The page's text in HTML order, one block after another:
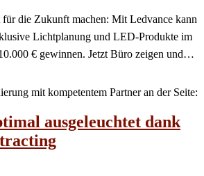
für die Zukunft machen: Mit Ledvance kann
Lichtplanung und LED-Produkte im
€ gewinnen. Jetzt Büro zeigen und…
mit kompetentem Partner an der Seite:
ausgeleuchtet dank